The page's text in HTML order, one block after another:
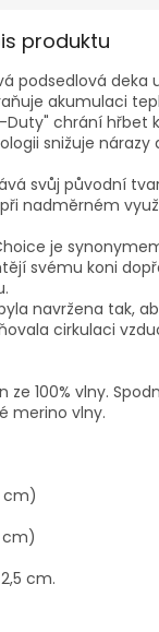
produktu
podsedlová deka
akumulaci
Duty" chrání hřbet
snižuje nárazy
svůj původní
nadměrném
je
svému koni
navržena tak,
cirkulaci
ze 100% vlny.
merino vlny.
cm)
cm.